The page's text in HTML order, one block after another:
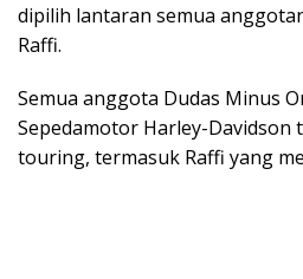
dipilih lantaran semua
Raffi.
Semua anggota Dudas Minus
Sepedamotor Harley-Davidson
touring, termasuk Raffi yang